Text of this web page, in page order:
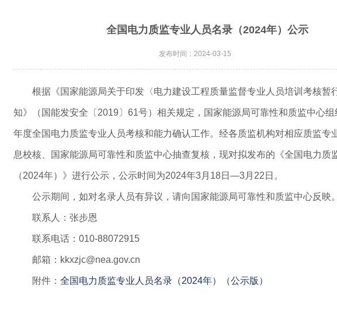
全国电力质监专业人员名录（2024年）公示
发布时间：2024-03-15
根据《国家能源局关于印发〈电力建设工程质量监督专业人员培训考核暂
知》（国能发安全〔2019〕61号）相关规定，国家能源局可靠性和质监中心
年度全国电力质监专业人员考核和能力确认工作。经各质监机构对相应质监专
息校核、国家能源局可靠性和质监中心抽查复核，现对拟发布的《全国电力质
（2024年）》进行公示，公示时间为2024年3月18日—3月22日。
公示期间，如对名录人员有异议，请向国家能源局可靠性和质监中心反映。
联系人：张步恩
联系电话：010-88072915
邮箱：kkxzjc@nea.gov.cn
附件： 全国电力质监专业人员名录（2024年）（公示版）